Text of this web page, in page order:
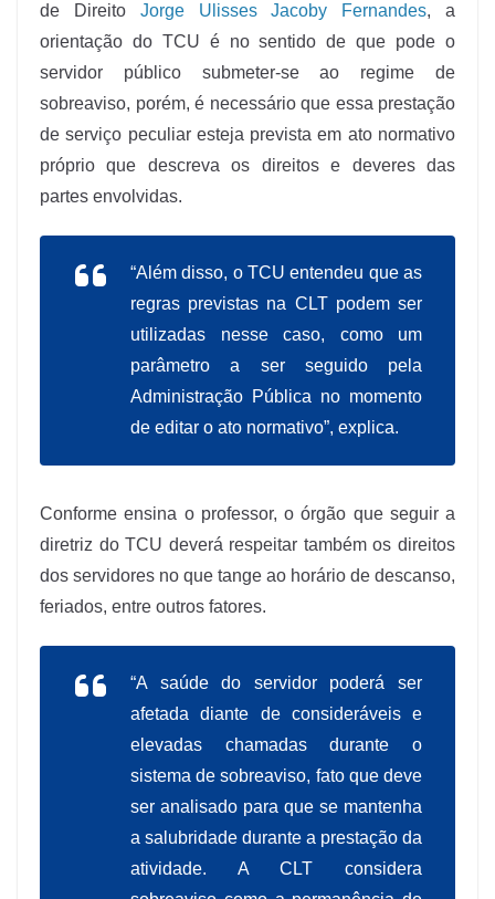
de Direito Jorge Ulisses Jacoby Fernandes, a
orientação do TCU é no sentido de que pode o
servidor público submeter-se ao regime de
sobreaviso, porém, é necessário que essa prestação
de serviço peculiar esteja prevista em ato normativo
próprio que descreva os direitos e deveres das
partes envolvidas.
“Além disso, o TCU entendeu que as
regras previstas na CLT podem ser
utilizadas nesse caso, como um
parâmetro a ser seguido pela
Administração Pública no momento
de editar o ato normativo”, explica.
Conforme ensina o professor, o órgão que seguir a
diretriz do TCU deverá respeitar também os direitos
dos servidores no que tange ao horário de descanso,
feriados, entre outros fatores.
“A saúde do servidor poderá ser
afetada diante de consideráveis e
elevadas chamadas durante o
sistema de sobreaviso, fato que deve
ser analisado para que se mantenha
a salubridade durante a prestação da
atividade. A CLT considera